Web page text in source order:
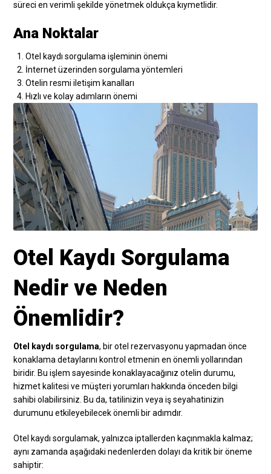
süreci en verimli şekilde yönetmek oldukça kıymetlidir.
Ana Noktalar
Otel kaydı sorgulama işleminin önemi
İnternet üzerinden sorgulama yöntemleri
Otelin resmi iletişim kanalları
Hızlı ve kolay adımların önemi
Otel Kaydı Sorgulama
Nedir ve Neden
Önemlidir?
Otel kaydı sorgulama, bir otel rezervasyonu yapmadan önce
konaklama detaylarını kontrol etmenin en önemli yollarından
biridir. Bu işlem sayesinde konaklayacağınız otelin durumu,
hizmet kalitesi ve müşteri yorumları hakkında önceden bilgi
sahibi olabilirsiniz. Bu da, tatilinizin veya iş seyahatinizin
durumunu etkileyebilecek önemli bir adımdır.
Otel kaydı sorgulamak, yalnızca iptallerden kaçınmakla kalmaz;
aynı zamanda aşağıdaki nedenlerden dolayı da kritik bir öneme
sahiptir: